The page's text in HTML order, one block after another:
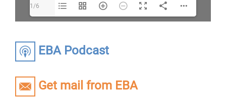
EBA Podcast
Get mail from EBA
1/6